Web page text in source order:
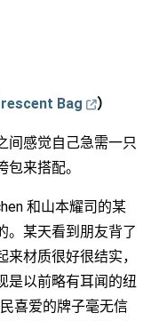
Bag ）
间感觉自己急需一只
来搭配。
和山本耀司的某
。某天看到朋友背了
材质很好很结实，
是以前略有耳闻的纽
喜爱的牌子毫无信